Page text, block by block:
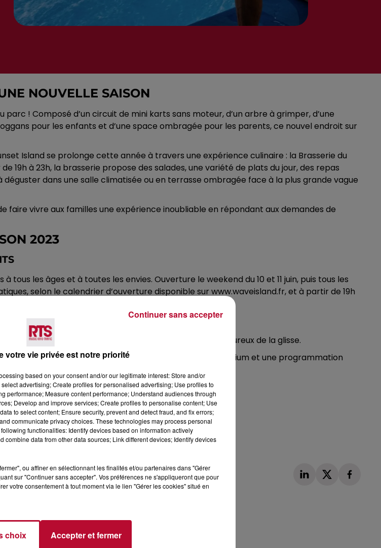
NOUVELLE SAISON
! Composé d’un circuit de mini karts sans moteur, d’un arbre à grimper, d’une
pour les enfants et d’une space ombragée pour les parents, ce nouvel endroit sur
Island se prolonge cette année à travers une expérience culinaire : la Brasserie du
19h à 23h, la brasserie propose des salades, une variété de plats du jour, des repas
dans une salle climatisée ou en terrasse ombragée face à la plus grande vague
vivre aux familles une expérience inoubliable en répondant aux demandes de
2023
les âges et à toutes les envies. Ouverture le weekend du 10 et 11 juin, puis tous les
selon le calendrier d’ouverture disponible sur www.waveisland.fr, et à partir de 19h
la saison estivale, de vrais rendez-vous pour les amoureux de la glisse.
multitude de points de restauration, des services premium et une programmation
Attitude” unique !
Nord, puis direction Carpentras-Monteux.
de la Trav. du Ventoux, 84170 Monteux.
votre vie privée est notre priorité
based on your consent and/or our legitimate interest: Store and/or
advertising; Create profiles for personalised advertising; Use profiles to
performance; Measure content performance; Understand audiences through
Develop and improve services; Create profiles to personalise content; Use
to select content; Ensure security, prevent and detect fraud, and fix errors;
communicate privacy choices. These technologies may process personal
functionalities: Identify devices based on information actively
combine data from other data sources; Link different devices; Identify devices
ou affiner en sélectionnant les finalités et/ou partenaires dans "Gérer
sur "Continuer sans accepter". Vos préférences ne s'appliqueront que pour
votre consentement à tout moment via le lien "Gérer les cookies" situé en
choix Accepter et fermer
Continuer sans accepter